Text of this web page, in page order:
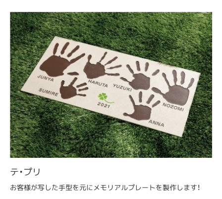
テ・プリ
お客様が写した手型を元にメモリアルプレートを製作します！